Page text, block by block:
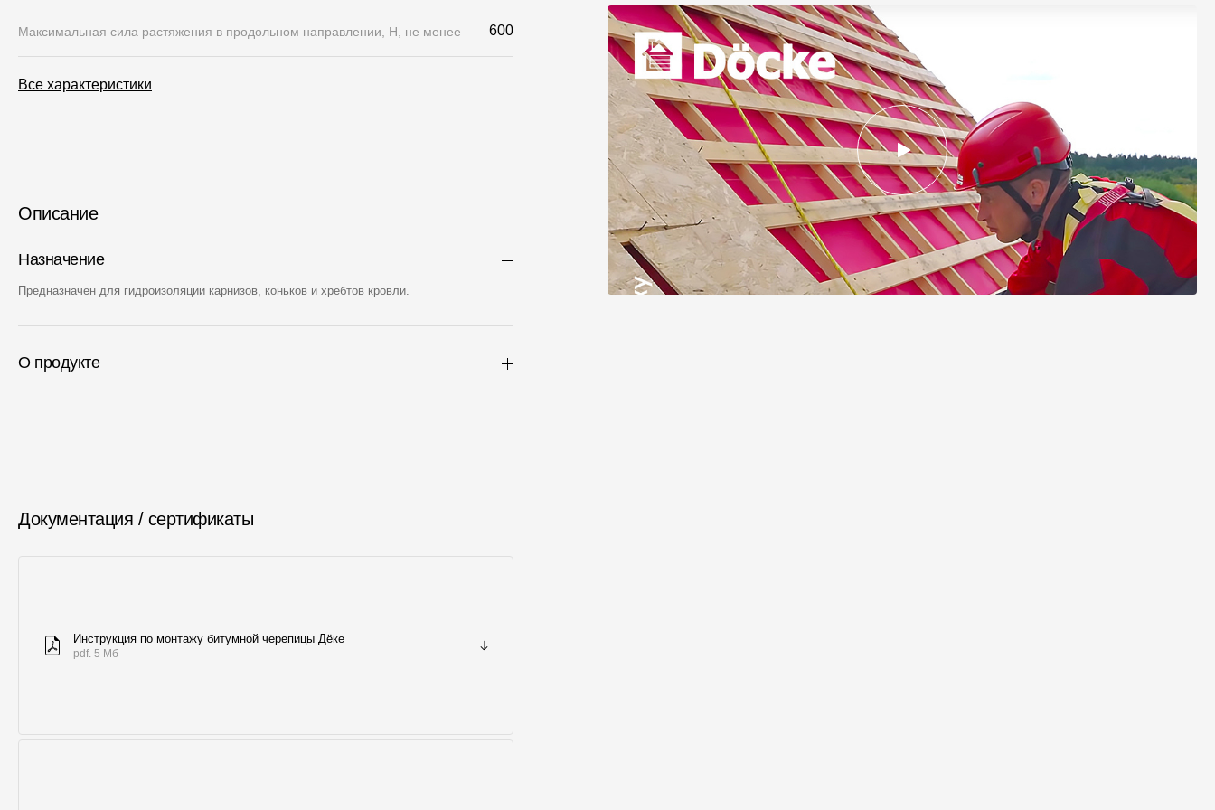
Максимальная сила растяжения в продольном направлении, Н, не менее 600
Все характеристики
Описание
Назначение
Предназначен для гидроизоляции карнизов, коньков и хребтов кровли.
О продукте
Документация / сертификаты
Инструкция по монтажу битумной черепицы Дёке
pdf. 5 Мб